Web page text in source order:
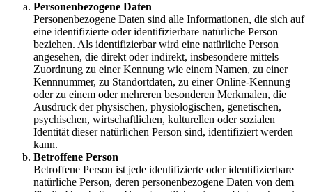
Personenbezogene Daten
Personenbezogene Daten sind alle Informationen, die sich auf
eine identifizierte oder identifizierbare natürliche Person
beziehen. Als identifizierbar wird eine natürliche Person
angesehen, die direkt oder indirekt, insbesondere mittels
Zuordnung zu einer Kennung wie einem Namen, zu einer
Kennnummer, zu Standortdaten, zu einer Online-Kennung
oder zu einem oder mehreren besonderen Merkmalen, die
Ausdruck der physischen, physiologischen, genetischen,
psychischen, wirtschaftlichen, kulturellen oder sozialen
Identität dieser natürlichen Person sind, identifiziert werden
kann.
Betroffene Person
Betroffene Person ist jede identifizierte oder identifizierbare
natürliche Person, deren personenbezogene Daten von dem